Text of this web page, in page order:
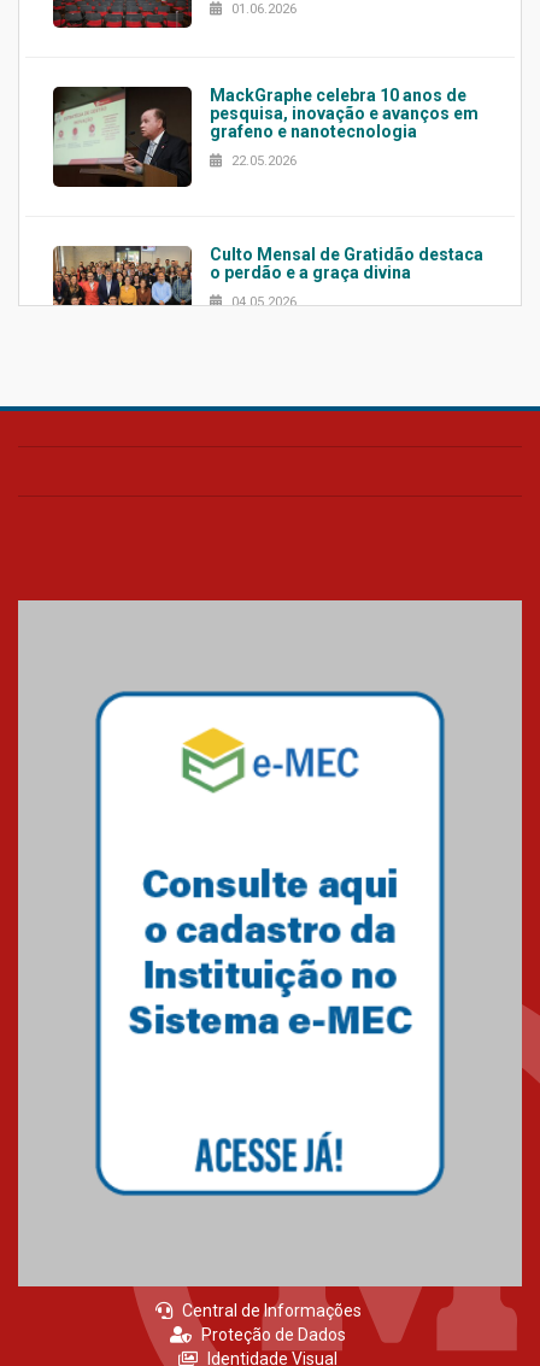
01.06.2026
MackGraphe celebra 10 anos de
pesquisa, inovação e avanços em
grafeno e nanotecnologia
22.05.2026
Culto Mensal de Gratidão destaca
o perdão e a graça divina
04.05.2026
Confira como foi o culto mensal
Mackenzie mobiliza campanha
solidária para apoiar famílias em
Minas Gerais
Primeiro culto do ano ressalta o
27.02.2026
Central de Informações
Proteção de Dados
Identidade Visual